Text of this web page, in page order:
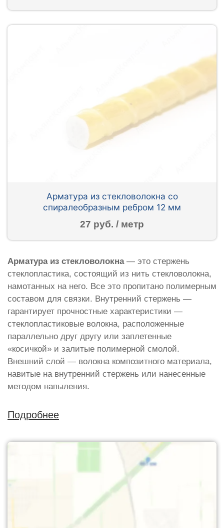
Арматура из стекловолокна со
спиралеобразным ребром 12 мм
27 руб. / метр
Арматура из стекловолокна— это стержень
стеклопластика, состоящий из нить стекловолокна,
намотанных на него. Все это пропитано полимерным
составом для связки. Внутренний стержень —
гарантирует прочностные характеристики —
стеклопластиковые волокна, расположенные
параллельно друг другу или заплетенные
«косичкой» и залитые полимерной смолой.
Внешний слой — волокна композитного материала,
навитые на внутренний стержень или нанесенные
методом напыления.
Подробнее